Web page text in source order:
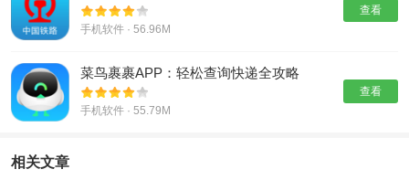
掌握》
手机软件 · 56.96M
查看
菜鸟裹裹APP：轻松查询快递全攻略
手机软件 · 55.79M
查看
相关文章